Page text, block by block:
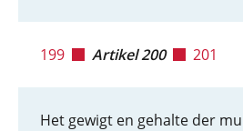
199 Artikel 200 201
Het gewigt en gehalte der